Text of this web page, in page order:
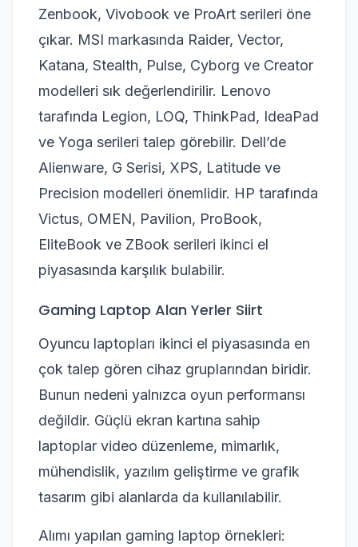
Zenbook, Vivobook ve ProArt serileri öne
çıkar. MSI markasında Raider, Vector,
Katana, Stealth, Pulse, Cyborg ve Creator
modelleri sık değerlendirilir. Lenovo
tarafında Legion, LOQ, ThinkPad, IdeaPad
ve Yoga serileri talep görebilir. Dell’de
Alienware, G Serisi, XPS, Latitude ve
Precision modelleri önemlidir. HP tarafında
Victus, OMEN, Pavilion, ProBook,
EliteBook ve ZBook serileri ikinci el
piyasasında karşılık bulabilir.
Gaming Laptop Alan Yerler Siirt
Oyuncu laptopları ikinci el piyasasında en
çok talep gören cihaz gruplarından biridir.
Bunun nedeni yalnızca oyun performansı
değildir. Güçlü ekran kartına sahip
laptoplar video düzenleme, mimarlık,
mühendislik, yazılım geliştirme ve grafik
tasarım gibi alanlarda da kullanılabilir.
Alımı yapılan gaming laptop örnekleri: